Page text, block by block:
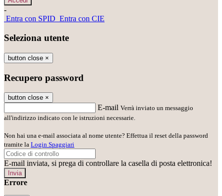
-
Entra con SPID Entra con CIE
Seleziona utente
button close ×
Recupero password
button close ×
E-mail Verrà inviato un messaggio
all'indirizzo indicato con le istruzioni necessarie.
Non hai una e-mail associata al nome utente? Effettua il reset della password
tramite la Login Spaggiari
E-mail inviata, si prega di controllare la casella di posta elettronica!
Errore